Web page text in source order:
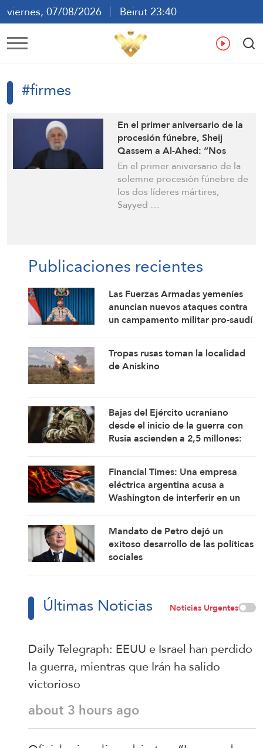
viernes, 07/08/2026
Beirut 23:40
ع En
#firmes
En el primer aniversario de la
procesión fúnebre, Sheij
Qassem a Al-Ahed: “Nos
mantendremos firmes y
nuestro derecho a
defendernos y resistir es
legítimo”
En el primer aniversario de la
solemne procesión fúnebre de
los dos líderes mártires,
Sayyed …
Publicaciones recientes
Las Fuerzas Armadas yemeníes
anuncian nuevos ataques contra
un campamento militar pro-saudí
asedio por asedio y escalada por
escalada
Tropas rusas toman la localidad
de Aniskino
Bajas del Ejército ucraniano
desde el inicio de la guerra con
Rusia ascienden a 2,5 millones:
Financial Times: Una empresa
eléctrica argentina acusa a
Washington de interferir en un
Mandato de Petro dejó un
exitoso desarrollo de las políticas
sociales
Últimas Noticias Noticias Urgentes
Daily Telegraph: EEUU e Israel han perdido
la guerra, mientras que Irán ha salido
victorioso
about 3 hours ago